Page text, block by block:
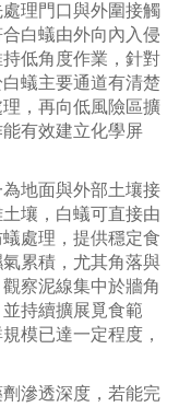
理門口與外圍接觸
白蟻由外向內入侵
低角度作業，針對
蟻主要通道有清楚
，再向低風險區擴
有效建立化學屏
地面與外部土壤接
壤，白蟻可直接由
處理，提供穩定食
累積，尤其角落與
察泥線集中於牆角
持續擴展覓食範
模已達一定程度，
滲透深度，若能完